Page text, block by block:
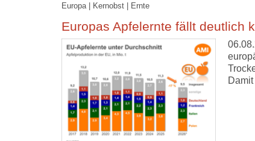
Europa | Kernobst | Ernte
Europas Apfelernte fällt deutlich